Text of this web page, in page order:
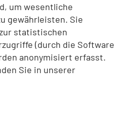
um wesentliche
gewährleisten. Sie
statistischen
(durch die Software
anonymisiert erfasst.
Sie in unserer